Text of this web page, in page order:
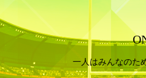
一人はみんなのた